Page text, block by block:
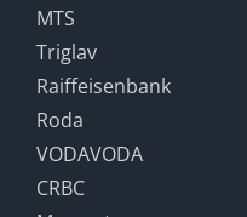
MTS
Triglav
Raiffeisenbank
Roda
VODAVODA
CRBC